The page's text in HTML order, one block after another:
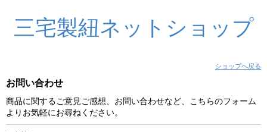
三宅製紐ネットショップ
ショップへ戻る
お問い合わせ
商品に関するご意見ご感想、お問い合わせなど、こちらのフォーム
よりお気軽にお尋ねください。